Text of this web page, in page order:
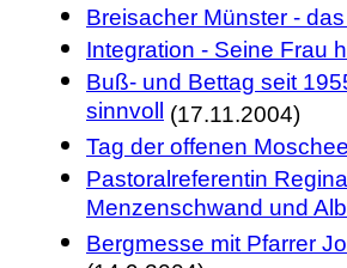
Breisacher Münster -
Integration - Seine Frau
Buß- und Bettag seit
sinnvoll (17.11.2004)
Tag der offenen
Pastoralreferentin
Menzenschwand und
Bergmesse mit Pfarrer